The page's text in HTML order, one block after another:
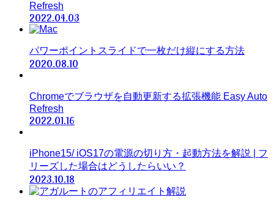
Refresh
2022.04.03
パワーポイントスライドで一枚だけ縦にする方法
2020.08.10
Chromeでブラウザを自動更新する拡張機能 Easy Auto
Refresh
2022.01.16
iPhone15/ iOS17の電源の切り方・起動方法を解説 | フ
リーズした場合はどうしたらいい？
2023.10.18